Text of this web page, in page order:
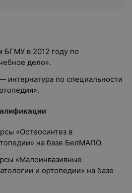
БГМУ в 2012 году по
дело».
интернатура по специальности
«Остеосинтез в
на базе БелМАПО.
«Малоинвазивные
и ортопедии» на базе